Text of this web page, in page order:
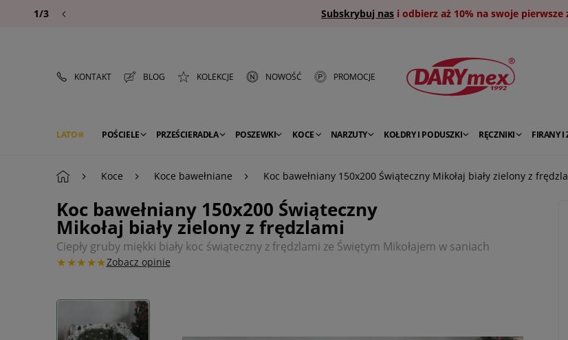
Subskrybuj nas i odbierz aż 10% na swoje pierwsze
1/3
KONTAKT BLOG KOLEKCJE NOWOŚĆ
PROMOCJE
LATO POŚCIELE PRZEŚCIERADŁA POSZEWKI KOCE NARZUTY KOŁDRY I PODUSZKI RĘCZNIKI FIRANY I
Koce Koce bawełniane Koc bawełniany 150x200 Świąteczny Mikołaj biały zielony z
Koc bawełniany 150x200 Świąteczny
Mikołaj biały zielony z frędzlami
Ciepły gruby miękki biały koc świąteczny z frędzlami ze Świętym Mikołajem w saniach
★★★★★Zobacz opinie